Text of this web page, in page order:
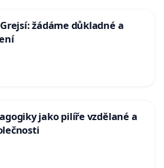
žádáme důkladné a
jako pilíře vzdělané a